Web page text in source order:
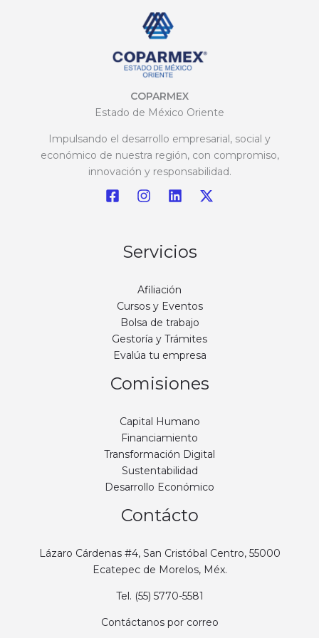
COPARMEX
Estado de México Oriente
Impulsando el desarrollo empresarial, social y
económico de nuestra región, con compromiso,
innovación y responsabilidad.
Servicios
Afiliación
Cursos y Eventos
Bolsa de trabajo
Gestoría y Trámites
Evalúa tu empresa
Comisiones
Capital Humano
Financiamiento
Transformación Digital
Sustentabilidad
Desarrollo Económico
Contácto
Lázaro Cárdenas #4, San Cristóbal Centro, 55000
Ecatepec de Morelos, Méx.
Tel. (55) 5770-5581
Contáctanos por correo